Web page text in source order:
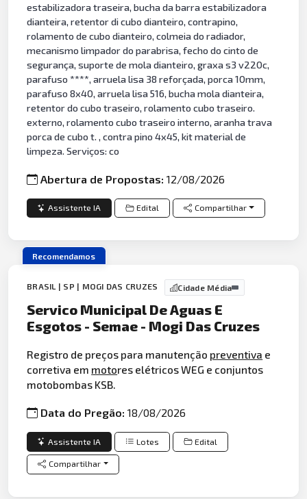
estabilizadora traseira, bucha da barra estabilizadora
dianteira, retentor di cubo dianteiro, contrapino,
rolamento de cubo dianteiro, colmeia do radiador,
mecanismo limpador do parabrisa, fecho do cinto de
segurança, suporte de mola dianteiro, graxa s3 v220c,
parafuso ****, arruela lisa 38 reforçada, porca 10mm,
parafuso 8x40, arruela lisa 516, bucha mola dianteira,
retentor do cubo traseiro, rolamento cubo traseiro.
externo, rolamento cubo traseiro interno, aranha trava
porca de cubo t. , contra pino 4x45, kit material de
limpeza. Serviços: co
Abertura de Propostas:12/08/2026
Assistente IA Edital Compartilhar
Recomendamos
BRASIL | SP | MOGI DAS CRUZES Cidade Média
Servico Municipal De Aguas E
Esgotos - Semae - Mogi Das Cruzes
Registro de preços para manutenção preventiva e
corretiva em motores elétricos WEG e conjuntos
motobombas KSB.
Data do Pregão:18/08/2026
Assistente IA Lotes Edital
Compartilhar